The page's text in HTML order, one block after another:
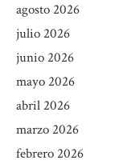
agosto 2026
julio 2026
junio 2026
mayo 2026
abril 2026
marzo 2026
febrero 2026